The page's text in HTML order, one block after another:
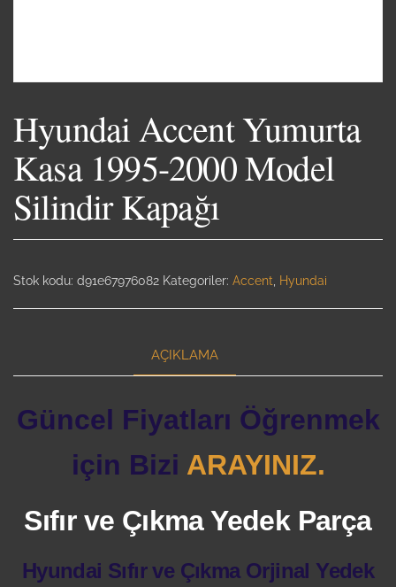
Hyundai Accent Yumurta
Kasa 1995-2000 Model
Silindir Kapağı
Stok kodu: d91e67976082 Kategoriler: Accent Hyundai
AÇIKLAMA
Güncel Fiyatları Öğrenmek
için Bizi ARAYINIZ.
Sıfır ve Çıkma Yedek Parça
Hyundai Sıfır ve Çıkma Orjinal Yedek